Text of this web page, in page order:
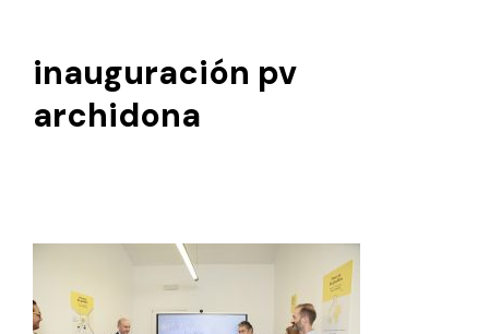
inauguración pv
archidona